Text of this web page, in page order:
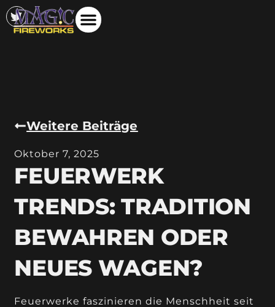
Weitere Beiträge
Oktober 7, 2025
FEUERWERK
TRENDS: TRADITION
BEWAHREN ODER
NEUES WAGEN?
Feuerwerke faszinieren die Menschheit seit